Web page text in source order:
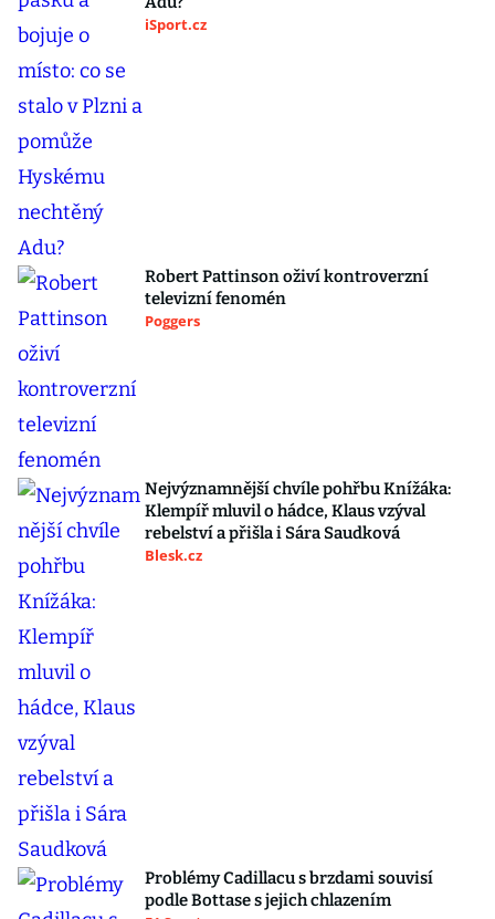
iSport.cz
Robert Pattinson oživí kontroverzní
televizní fenomén
Poggers
Nejvýznamnější chvíle pohřbu Knížáka:
Klempíř mluvil o hádce, Klaus vzýval
rebelství a přišla i Sára Saudková
Blesk.cz
Problémy Cadillacu s brzdami souvisí
podle Bottase s jejich chlazením